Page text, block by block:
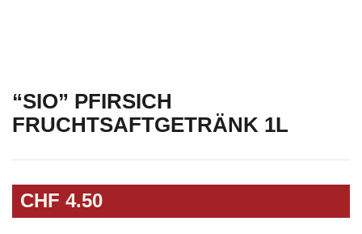
“SIO” PFIRSICH
FRUCHTSAFTGETRÄNK 1L
CHF 4.50